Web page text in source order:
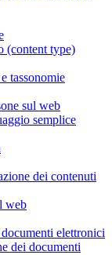
(content type)
tassonomie
sul web
semplice
dei contenuti
web
elettronici
dei documenti